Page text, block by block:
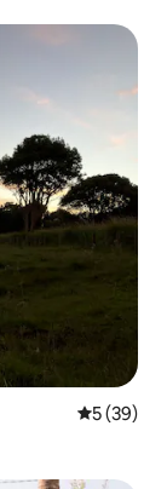
gostov«
5 (39)